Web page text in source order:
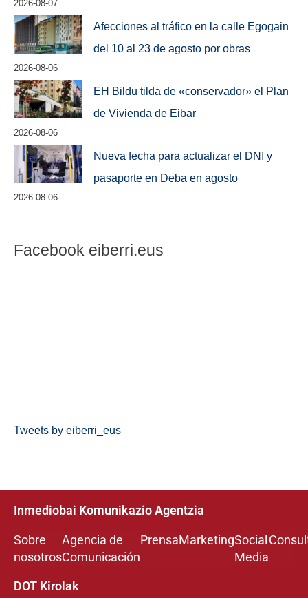
2026-08-07
Afecciones al tráfico en la calle Egogain
del 10 al 23 de agosto por obras
2026-08-06
EH Bildu tilda de «conservador» el Plan
de Vivienda de Eibar
2026-08-06
Nueva fecha para actualizar el DNI y
pasaporte en Deba en agosto
2026-08-06
Facebook eiberri.eus
Tweets by eiberri_eus
Inmediobai Komunikazio Agentzia
Sobre
nosotros
Agencia de
Comunicación
PrensaMarketingSocial
Media
DOT Kirolak